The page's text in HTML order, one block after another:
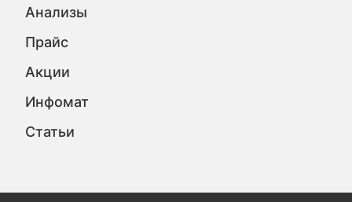
Анализы
Прайс
Акции
Инфомат
Статьи